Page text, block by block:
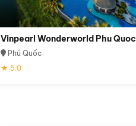
Vinpearl Wonderworld Phu Quoc
Phú Quốc
★ 5.0